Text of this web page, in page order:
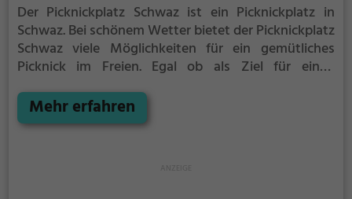
Der Picknickplatz Schwaz ist ein Picknickplatz in
Schwaz.Bei schönem Wetter bietet der Picknickplatz
Schwaz viele Möglichkeiten für ein gemütliches
Picknick im Freien. Egal ob als Ziel für einen
der Picknickplatz Schwaz ist der perfekte Ort, um die
Akkus wieder aufzutanken und ein leckeres Essen
Mehr erfahren